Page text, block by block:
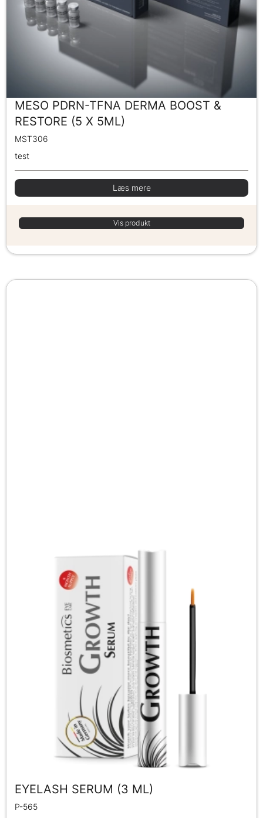
MESO PDRN-TFNA DERMA BOOST &
RESTORE (5 X 5ML)
MST306
test
Læs mere
Vis produkt
EYELASH SERUM (3 ML)
P-565